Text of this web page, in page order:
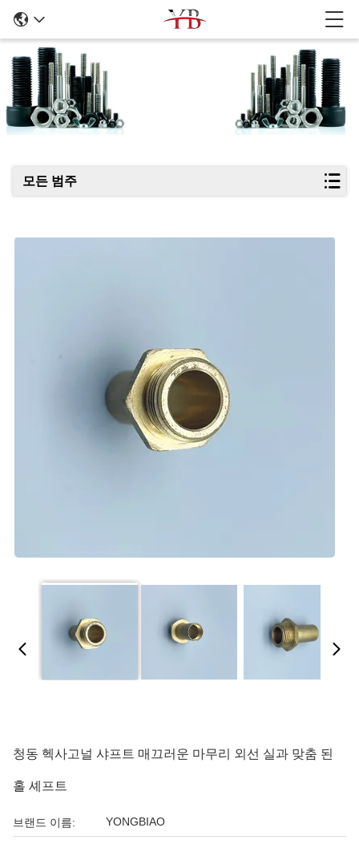
모든 범주
청동 헥사고널 샤프트 매끄러운 마무리 외선 실과 맞춤 된
홀 셰프트
브랜드 이름: YONGBIAO